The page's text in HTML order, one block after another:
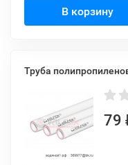
В корзину
Труба
79